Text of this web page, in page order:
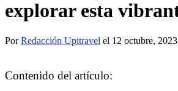
explorar esta
PorRedacción Upitravel el 12 octubre, 2023
Contenido del artículo: